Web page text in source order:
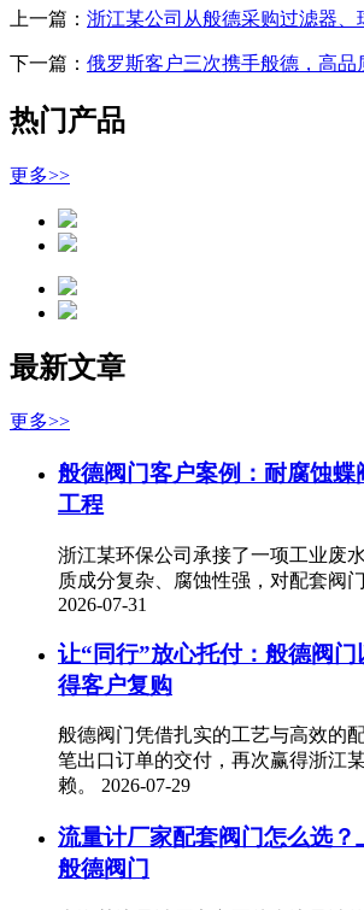
上一篇： 浙江某公司从般德采购过滤器、
下一篇： 俄罗斯客户三次携手般德，高品
热门产品
更多>>
最新文章
更多>>
般德阀门客户案例：耐腐蚀蝶
工程
浙江某环保公司承接了一项工业废
质成分复杂、腐蚀性强，对配套阀
2026-07-31
让“同行”放心托付：般德阀
得客户复购
般德阀门凭借扎实的工艺与高效的
笔出口订单的交付，再次赢得浙江
赖。 2026-07-29
流量计厂家配套阀门怎么选？
般德阀门